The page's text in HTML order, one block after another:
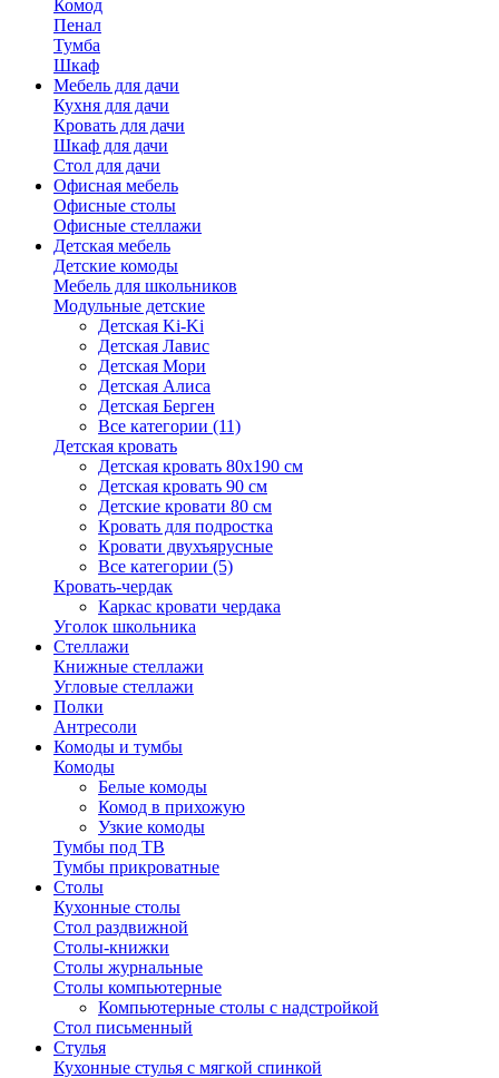
Комод
Пенал
Тумба
Шкаф
Мебель для дачи
Кухня для дачи
Кровать для дачи
Шкаф для дачи
Стол для дачи
Офисная мебель
Офисные столы
Офисные стеллажи
Детская мебель
Детские комоды
Мебель для школьников
Модульные детские
Детская Ki-Ki
Детская Лавис
Детская Мори
Детская Алиса
Детская Берген
Все категории (11)
Детская кровать
Детская кровать 80х190 см
Детская кровать 90 см
Детские кровати 80 см
Кровать для подростка
Кровати двухъярусные
Все категории (5)
Кровать-чердак
Каркас кровати чердака
Уголок школьника
Стеллажи
Книжные стеллажи
Угловые стеллажи
Полки
Антресоли
Комоды и тумбы
Комоды
Белые комоды
Комод в прихожую
Узкие комоды
Тумбы под ТВ
Тумбы прикроватные
Столы
Кухонные столы
Стол раздвижной
Столы-книжки
Столы журнальные
Столы компьютерные
Компьютерные столы с надстройкой
Стол письменный
Стулья
Кухонные стулья с мягкой спинкой